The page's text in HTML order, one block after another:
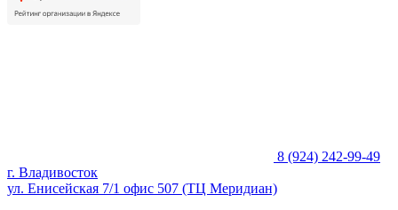
8 (924) 242-99-49
г. Владивосток
ул. Енисейская 7/1 офис 507 (ТЦ Меридиан)